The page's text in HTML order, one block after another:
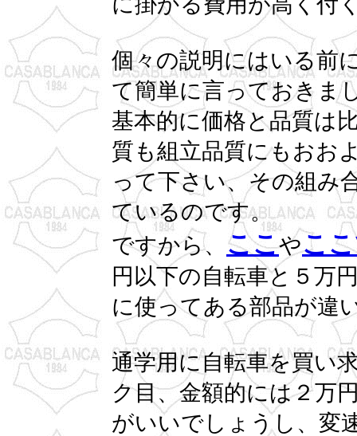
個々の説明にはいる前
て簡単に言っておきま
基本的に価格と品質は
質も組立品質にもおお
って下さい、その組み
ているのです。
ですから、 ここやこ
円以下の自転車と５万
に使ってある部品が違
通学用に自転車を買い
ク目、金額的には２万
がいいでしょうし、変